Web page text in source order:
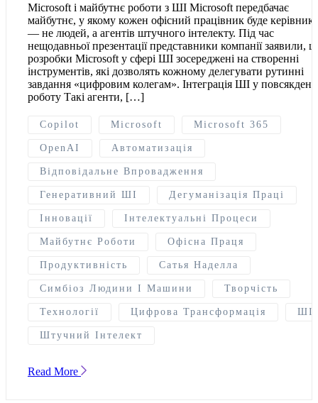
Microsoft і майбутнє роботи з ШІ Microsoft передбачає
майбутнє, у якому кожен офісний працівник буде
— не людей, а агентів штучного інтелекту. Під час
нещодавньої презентації представники компанії заявили,
розробки Microsoft у сфері ШІ зосереджені на створенні
інструментів, які дозволять кожному делегувати рутинні
завдання «цифровим колегам». Інтеграція ШІ у
роботу Такі агенти, […]
Copilot Microsoft Microsoft 365
OpenAI Автоматизація
Відповідальне Впровадження
Генеративний ШІ Дегуманізація Праці
Інновації Інтелектуальні Процеси
Майбутнє Роботи Офісна Праця
Продуктивність Сатья Наделла
Симбіоз Людини І Машини Творчість
Технології Цифрова Трансформація ШІ
Штучний Інтелект
Read More